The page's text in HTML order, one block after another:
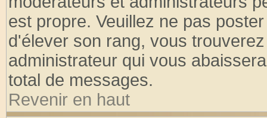
est propre. Veuillez ne pas
d'élever son rang, vous
administrateur qui vous
total de messages.
Revenir en haut